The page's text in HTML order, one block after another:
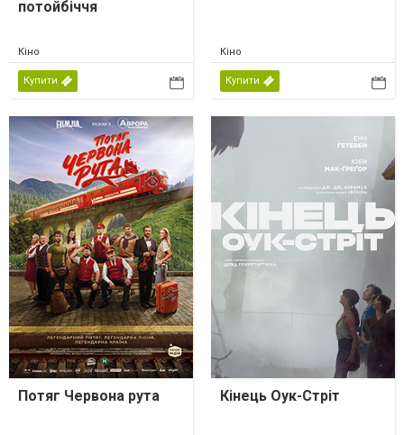
потойбіччя
Кіно
Купити
Кіно
Купити
Потяг Червона рута Кінець Оук-Стріт